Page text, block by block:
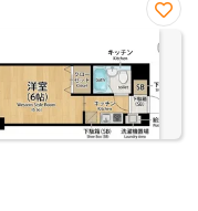
お気
に入
り登
録